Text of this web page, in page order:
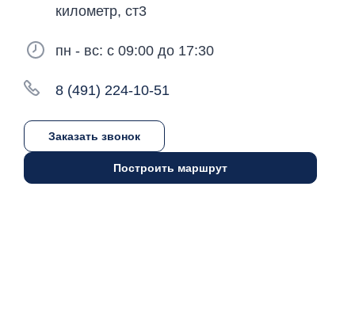
километр, ст3
пн - вс: c 09:00 до 17:30
8 (491) 224-10-51
Заказать звонок
Построить маршрут